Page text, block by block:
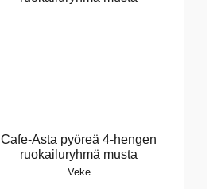
Cafe-Asta pyöreä 4-hengen
ruokailuryhmä musta
Veke